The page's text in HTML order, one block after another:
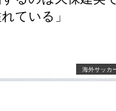
ている」
海外サッカ